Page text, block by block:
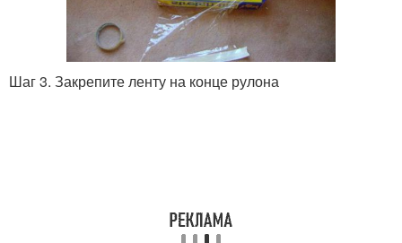
Шаг 3. Закрепите ленту на конце рулона